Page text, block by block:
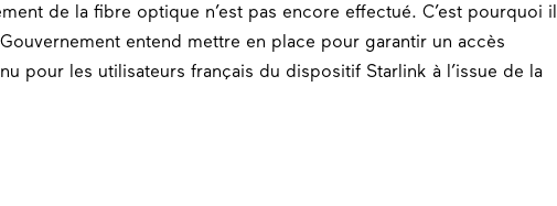
de la fibre optique n’est pas encore effectué. C’est pourquoi il
entend mettre en place pour garantir un accès
pour les utilisateurs français du dispositif Starlink à l’issue de la